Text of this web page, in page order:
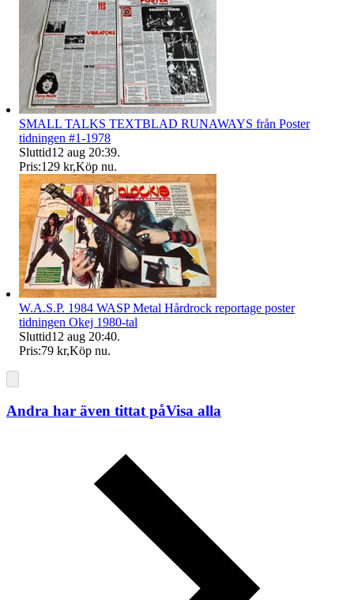
SMALL TALKS TEXTBLAD RUNAWAYS från Poster
tidningen #1-1978
Sluttid12 aug 20:39.
Pris:129 kr,Köp nu.
W.A.S.P. 1984 WASP Metal Hårdrock reportage poster
tidningen Okej 1980-tal
Sluttid12 aug 20:40.
Pris:79 kr,Köp nu.
Andra har även tittat påVisa alla